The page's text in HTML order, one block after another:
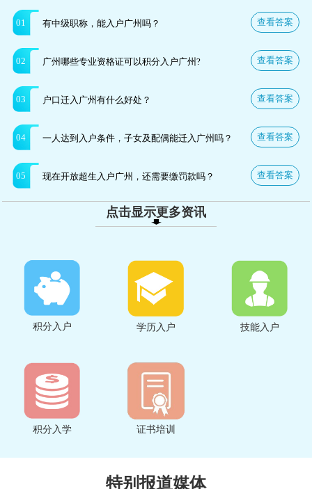
查看答案
01 有中级职称，能入户广州吗？
查看答案
02 广州哪些专业资格证可以积分入户广州?
查看答案
03 户口迁入广州有什么好处？
查看答案
04 一人达到入户条件，子女及配偶能迁入广州吗？
查看答案
05 现在开放超生入户广州，还需要缴罚款吗？
点击显示更多资讯
积分入户 学历入户 技能入户
积分入学 证书培训
特别报道媒体